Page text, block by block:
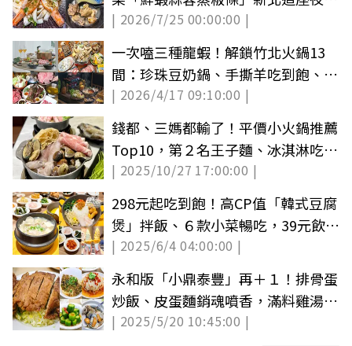
就有賣
| 2026/7/25 00:00:00 |
一次嗑三種龍蝦！解鎖竹北火鍋13
間：珍珠豆奶鍋、手撕羊吃到飽、三
頭龍套餐
| 2026/4/17 09:10:00 |
錢都、三媽都輸了！平價小火鍋推薦
Top10，第２名王子麵、冰淇淋吃到
飽
| 2025/10/27 17:00:00 |
298元起吃到飽！高CP值「韓式豆腐
煲」拌飯、６款小菜暢吃，39元飲料
無限續
| 2025/6/4 04:00:00 |
永和版「小鼎泰豐」再＋１！排骨蛋
炒飯、皮蛋麵銷魂噴香，滿料雞湯也
必點
| 2025/5/20 10:45:00 |